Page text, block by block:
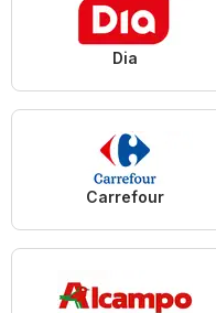
Dia
Carrefour